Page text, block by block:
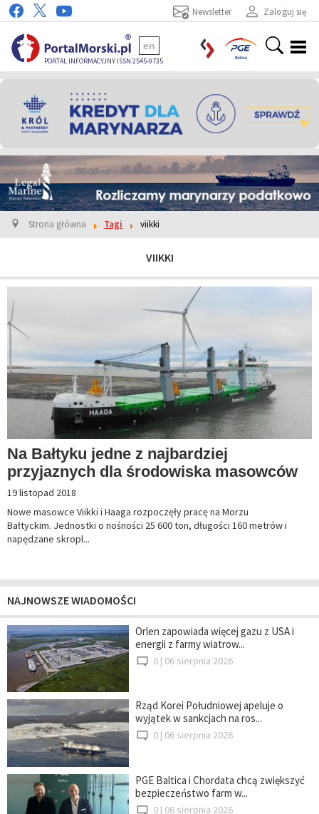
Zaloguj się
Newsletter
PORTAL INFORMACYJNY ISSN 2545-0735
en
Strona główna Tagi viikki
VIIKKI
Na Bałtyku jedne z najbardziej
przyjaznych dla środowiska masowców
19 listopad 2018
Nowe masowce Viikki i Haaga rozpoczęły pracę na Morzu
Bałtyckim. Jednostki o nośności 25 600 ton, długości 160 metrów i
napędzane skropl...
NAJNOWSZE WIADOMOŚCI
Orlen zapowiada więcej gazu z USA i
energii z farmy wiatrow...
0 | 06 sierpnia 2026
Rząd Korei Południowej apeluje o
wyjątek w sankcjach na ros...
0 | 06 sierpnia 2026
PGE Baltica i Chordata chcą zwiększyć
bezpieczeństwo farm w...
0 | 06 sierpnia 2026